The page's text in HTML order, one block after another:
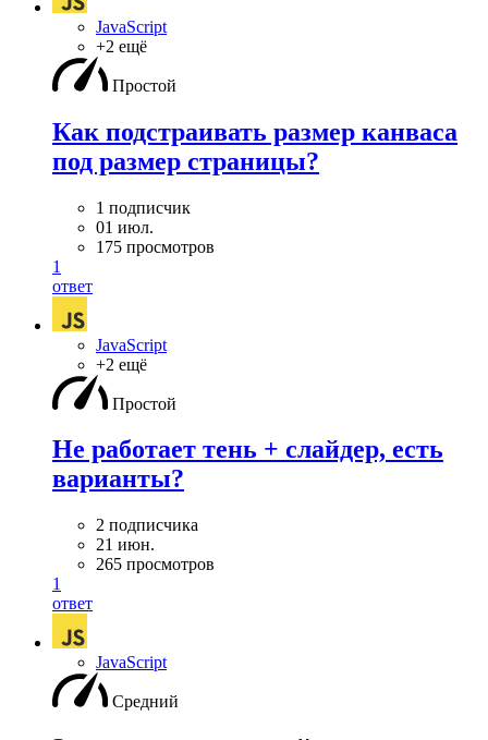
JavaScript
+2 ещё
Простой
Как подстраивать размер канваса
под размер страницы?
1 подписчик
01 июл.
175 просмотров
1
ответ
JavaScript
+2 ещё
Простой
Не работает тень + слайдер, есть
варианты?
2 подписчика
21 июн.
265 просмотров
1
ответ
JavaScript
Средний